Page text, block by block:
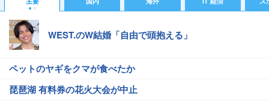
WEST.のW結婚「自由で頭抱える」
ペットのヤギをクマが食べたか
琵琶湖 有料券の花火大会が中止